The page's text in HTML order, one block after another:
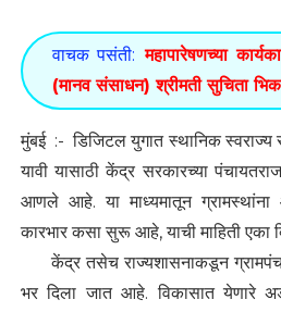
वाचक पसंती: महापारेषणच्या
(मानव संसाधन) श्रीमती सुचिता
मुंबई :- डिजिटल युगात स्थानिक स्वराज्य
यावी यासाठी केंद्र सरकारच्या
आणले आहे. या माध्यमातून ग्रामस्थांना
कारभार कसा सुरू आहे, याची माहिती एका
केंद्र तसेच राज्यशासनाकडून
भर दिला जात आहे. विकासात येणारे